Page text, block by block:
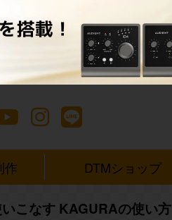
作 DTMショップ
こなす KAGURAの使い方